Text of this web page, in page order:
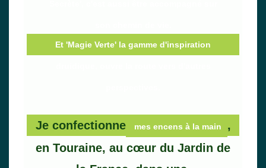
Et 'Magie Verte' la gamme d'inspiration
Je confectionne mes encens à la main
,
en Touraine, au cœur du Jardin de